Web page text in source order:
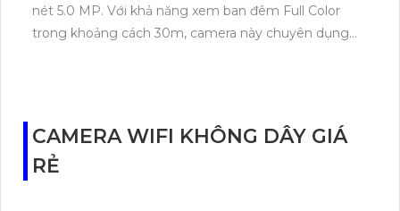
nét 5.0 MP. Với khả năng xem ban đêm Full Color
trong khoảng cách 30m, camera này chuyên dụng
năng thu âm chất lượng. Ngoài ra, camera còn hỗ trợ
kết nối IP Wifi tiện lợi.
CAMERA WIFI KHÔNG DÂY GIÁ
RẺ